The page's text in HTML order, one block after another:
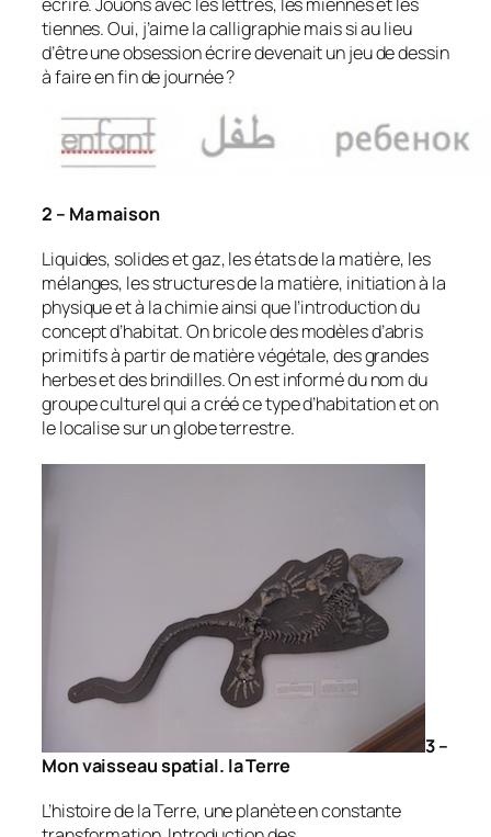
tiennes. Oui, j’aime la calligraphie mais si au lieu
d’être une obsession écrire devenait un jeu de dessin
à faire en fin de journée ?
2 – Ma maison
Liquides, solides et gaz, les états de la matière, les
mélanges, les structures de la matière, initiation à la
physique et à la chimie ainsi que l’introduction du
concept d’habitat. On bricole des modèles d’abris
primitifs à partir de matière végétale, des grandes
herbes et des brindilles. On est informé du nom du
groupe culturel qui a créé ce type d’habitation et on
le localise sur un globe terrestre.
3 –
Mon vaisseau spatial. la Terre
L’histoire de la Terre, une planète en constante